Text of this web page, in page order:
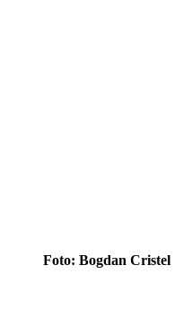
Foto: Bogdan Cristel